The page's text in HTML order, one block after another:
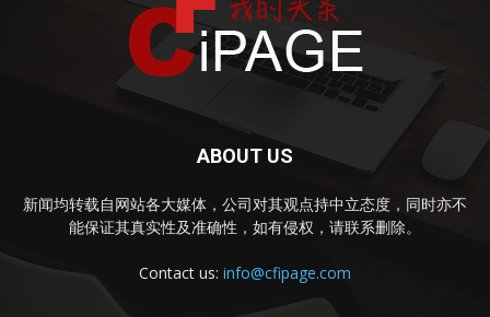
ABOUT US
新闻均转载自网站各大媒体，公司对其观点持中立态度，同时亦不
能保证其真实性及准确性，如有侵权，请联系删除。
Contact us: info@cfipage.com